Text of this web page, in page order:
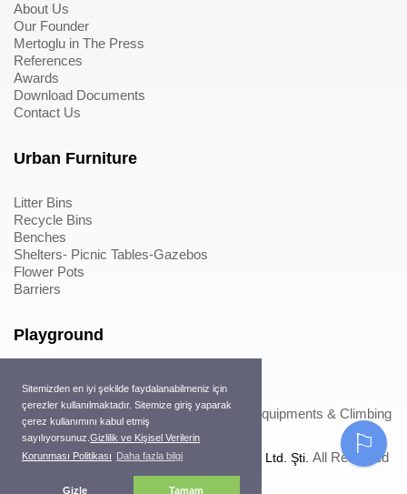
Sitemizden en iyi şekilde faydalanabilmeniz için
çerezler kullanılmaktadır. Sitemize giriş yaparak
çerez kullanımını kabul etmiş
sayılıyorsunuz. Gizlilik ve Kişisel Verilerin
Korunması Politikası Daha fazla bilgi
Gizle Tamam
About Us
Our Founder
Mertoglu in The Press
References
Awards
Download Documents
Contact Us
Urban Furniture
Litter Bins
Recycle Bins
Benches
Shelters- Picnic Tables-Gazebos
Flower Pots
Barriers
Playground
Metal Playground Equipments
Play Equipments & Climbing Nets>Play Equipments & Climbing
Nets
Copyright © 2022Mertoğlu Çevre Tasarım Ltd. Şti. All Reserved
⚐